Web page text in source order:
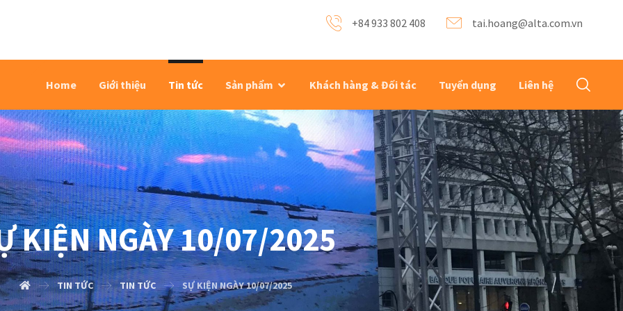
tai.hoang@alta.com.vn
+84 933 802 408
Home Giới thiệu Tin tức Sản phẩm Khách hàng & Đối tác Tuyển dụng Liên hệ
KIỆN NGÀY 10/07/2025
TIN TỨC TIN TỨC SỰ KIỆN NGÀY 10/07/2025